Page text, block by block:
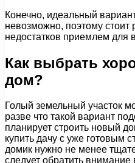
Конечно, идеальный
невозможно, поэтому стоит
недостатков приемлем для
Как выбрать
дом?
Голый земельный участок
разве что такой вариант
планирует строить новый
купить дачу с уже готовым
домик нужно не менее
следует обратить внимание